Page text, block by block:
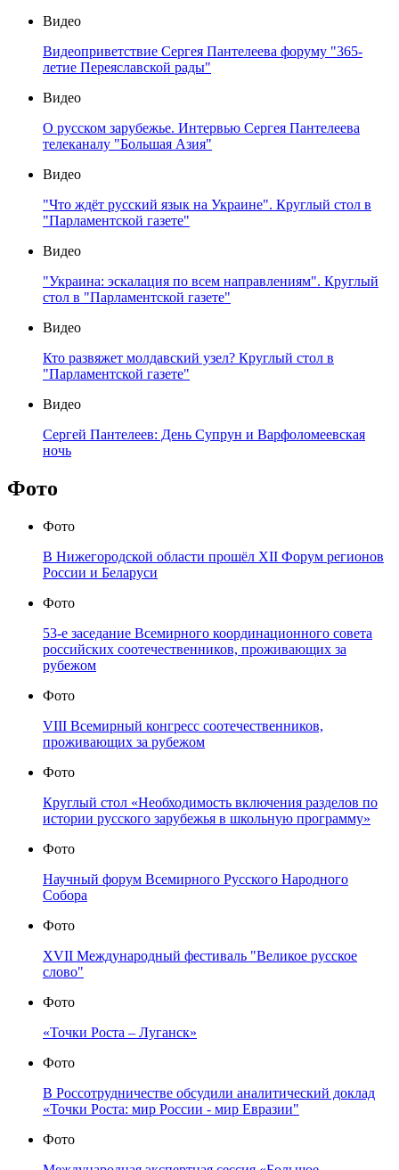
Видео
Видеоприветствие Сергея Пантелеева форуму "365-
летие Переяславской рады"
Видео
О русском зарубежье. Интервью Сергея Пантелеева
телеканалу "Большая Азия"
Видео
"Что ждёт русский язык на Украине". Круглый стол в
"Парламентской газете"
Видео
"Украина: эскалация по всем направлениям". Круглый
стол в "Парламентской газете"
Видео
Кто развяжет молдавский узел? Круглый стол в
"Парламентской газете"
Видео
Сергей Пантелеев: День Супрун и Варфоломеевская
ночь
Фото
Фото
В Нижегородской области прошёл XII Форум регионов
России и Беларуси
Фото
53-е заседание Всемирного координационного совета
российских соотечественников, проживающих за
рубежом
Фото
VIII Всемирный конгресс соотечественников,
проживающих за рубежом
Фото
Круглый стол «Необходимость включения разделов по
истории русского зарубежья в школьную программу»
Фото
Научный форум Всемирного Русского Народного
Собора
Фото
XVII Международный фестиваль "Великое русское
слово"
Фото
«Точки Роста – Луганск»
Фото
В Россотрудничестве обсудили аналитический доклад
«Точки Роста: мир России - мир Евразии"
Фото